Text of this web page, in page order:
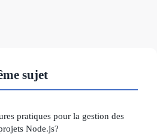
sujet
pratiques pour la gestion des
Node.js?